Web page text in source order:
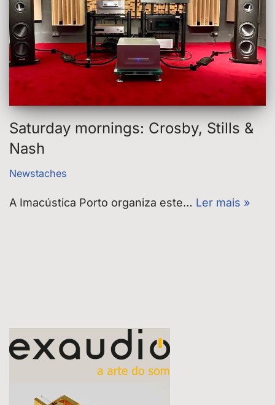
Saturday mornings: Crosby, Stills &
Nash
Newstaches
A Imacústica Porto organiza este… Ler mais »